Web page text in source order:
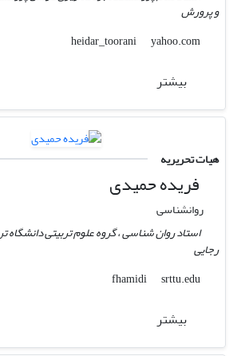
و پرورش
heidar_toorani
yahoo.com
بیشتر
هیات تحریریه
فریده حمیدی
روانشناسی
استاد روان شناسی ، گروه علوم تربیتی دانشگاه
رجایی
fhamidi
srttu.edu
بیشتر